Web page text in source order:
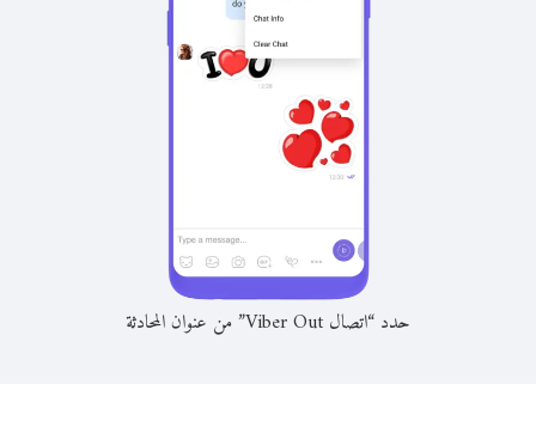
حدد “اتصال Viber Out” من عنوان المحادثة